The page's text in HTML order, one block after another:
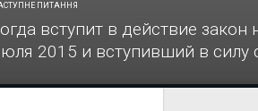
ПИТАННЯ
вступит в действие
2015 и вступивший в силу